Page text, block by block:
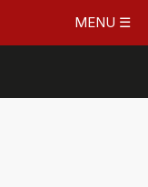
MENU ☰